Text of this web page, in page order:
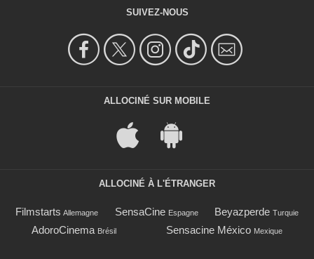
SUIVEZ-NOUS
ALLOCINÉ SUR MOBILE
ALLOCINÉ À L'ÉTRANGER
Filmstarts Allemagne SensaCine Espagne Beyazperde Turquie
AdoroCinema Brésil Sensacine México Mexique